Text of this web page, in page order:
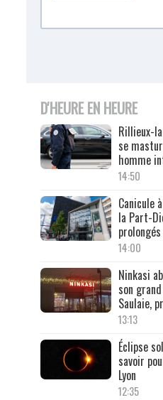
D'HEURE EN HEURE
Rillieux-
se
homme
14:50
Canicule
la Part-
14:00
Ninkasi
son
Saulaie,
13:13
Éclipse
savoir
Lyon
12:35